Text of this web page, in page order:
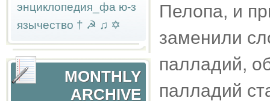
энциклопедия_фа ю-з
язычество † ☭ ♫ ✡
MONTHLY
ARCHIVE
Пелопа, и
заменили
палладий,
палладий